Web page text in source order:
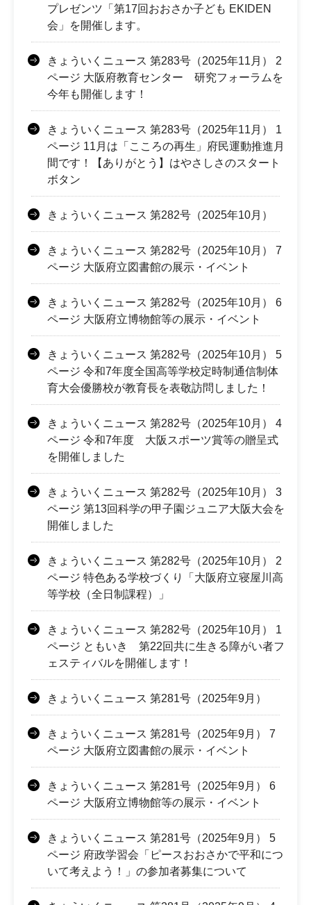
プレゼンツ「第17回おおさか子ども EKIDEN
会」を開催します。
きょういくニュース 第283号（2025年11月） 2
ページ 大阪府教育センター 研究フォーラムを
今年も開催します！
きょういくニュース 第283号（2025年11月） 1
ページ 11月は「こころの再生」府民運動推進月
間です！【ありがとう】はやさしさのスタート
ボタン
きょういくニュース 第282号（2025年10月）
きょういくニュース 第282号（2025年10月） 7
ページ 大阪府立図書館の展示・イベント
きょういくニュース 第282号（2025年10月） 6
ページ 大阪府立博物館等の展示・イベント
きょういくニュース 第282号（2025年10月） 5
ページ 令和7年度全国高等学校定時制通信制体
育大会優勝校が教育長を表敬訪問しました！
きょういくニュース 第282号（2025年10月） 4
ページ 令和7年度 大阪スポーツ賞等の贈呈式
を開催しました
きょういくニュース 第282号（2025年10月） 3
ページ 第13回科学の甲子園ジュニア大阪大会を
開催しました
きょういくニュース 第282号（2025年10月） 2
ページ 特色ある学校づくり「大阪府立寝屋川高
等学校（全日制課程）」
きょういくニュース 第282号（2025年10月） 1
ページ ともいき 第22回共に生きる障がい者フ
ェスティバルを開催します！
きょういくニュース 第281号（2025年9月）
きょういくニュース 第281号（2025年9月） 7
ページ 大阪府立図書館の展示・イベント
きょういくニュース 第281号（2025年9月） 6
ページ 大阪府立博物館等の展示・イベント
きょういくニュース 第281号（2025年9月） 5
ページ 府政学習会「ピースおおさかで平和につ
いて考えよう！」の参加者募集について